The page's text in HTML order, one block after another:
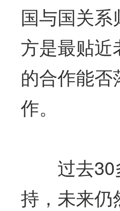
国与国关
方是最贴
的合作能
作。
过去30
持，未来仍